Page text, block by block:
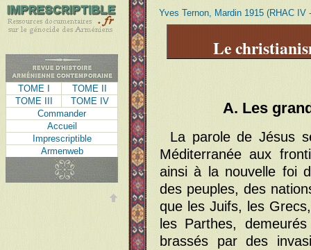
TOME I
TOME II
TOME III
TOME IV
Commander
Accueil
Imprescriptible
Armenweb
Yves Ternon, Mardin 1915 (RHAC IV
Le
A. Les
La parole de Jésus
Méditerranée aux
ainsi à la nouvelle foi
des peuples, des
que les Juifs, les
les Parthes,
brassés par des